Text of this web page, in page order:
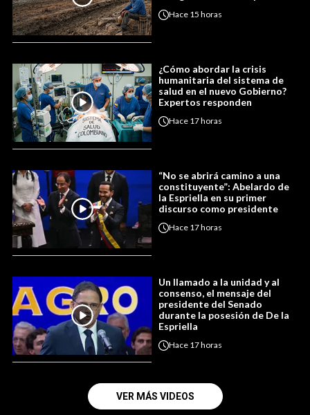
Hace 15 horas
¿Cómo abordar la crisis
humanitaria del sistema de
salud en el nuevo Gobierno?
Expertos responden
Hace 17 horas
“No se abrirá camino a una
constituyente”: Abelardo de
la Espriella en su primer
discurso como presidente
Hace 17 horas
Un llamado a la unidad y al
consenso, el mensaje del
presidente del Senado
durante la posesión de De la
Espriella
Hace 17 horas
VER MÁS VIDEOS